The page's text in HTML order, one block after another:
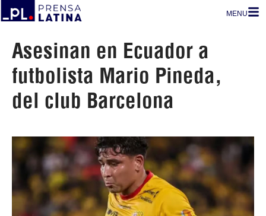
MENU
Asesinan en Ecuador a
futbolista Mario Pineda,
del club Barcelona